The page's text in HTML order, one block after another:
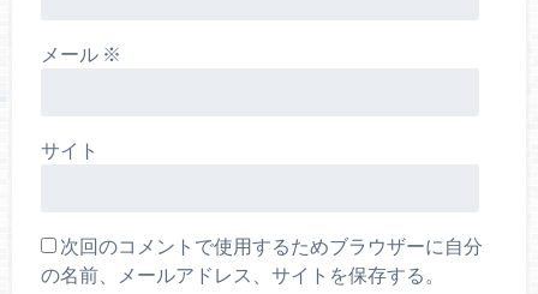
メール ※
サイト
次回のコメントで使用するためブラウザーに自分
の名前、メールアドレス、サイトを保存する。